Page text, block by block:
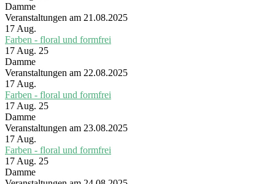
Damme
Veranstaltungen am 21.08.2025
17 Aug.
Farben - floral und formfrei
17 Aug. 25
Damme
Veranstaltungen am 22.08.2025
17 Aug.
Farben - floral und formfrei
17 Aug. 25
Damme
Veranstaltungen am 23.08.2025
17 Aug.
Farben - floral und formfrei
17 Aug. 25
Damme